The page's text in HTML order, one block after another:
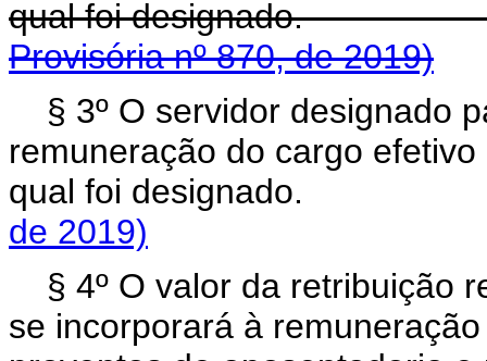
qual foi
Provisória nº 870, de 2019)
§ 3º O servidor designado
remuneração do cargo
qual foi
de 2019)
§ 4º O valor da retribuição
se incorporará à